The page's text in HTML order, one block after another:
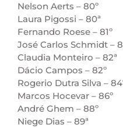
Nelson Aerts – 80º
Laura Pigossi – 80ª
Fernando Roese – 81º
José Carlos Schmidt –
Claudia Monteiro – 82ª
Dácio Campos – 82º
Rogerio Dutra Silva –
Marcos Hocevar – 86º
André Ghem – 88º
Niege Dias – 89ª